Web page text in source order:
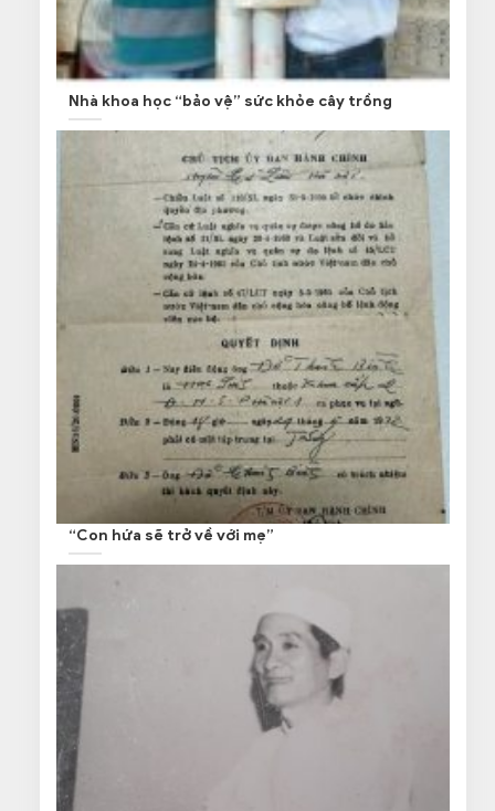
Nhà khoa học “bảo vệ” sức khỏe cây trồng
“Con hứa sẽ trở về với mẹ”